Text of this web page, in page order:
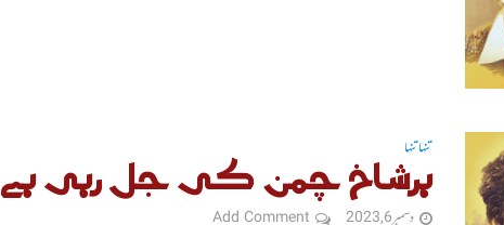
تنہا تنہا
ہرشاخ چمن کی جل رہی ہے
دسمبر 6, 2023 Add Comment